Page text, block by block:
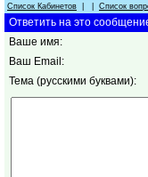
Список Кабинетов
Список
Ответить на это
Ваше имя:
Ваш Email:
Тема (русскими буквами):